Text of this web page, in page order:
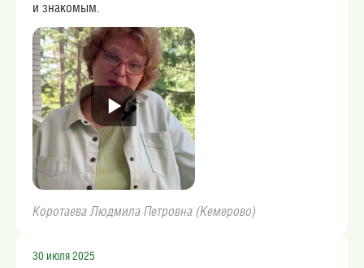
и знакомым.
Коротаева Людмила Петровна (Кемерово)
30 июля 2025